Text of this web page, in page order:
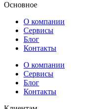
Основное
О компании
Сервисы
Блог
Контакты
О компании
Сервисы
Блог
Контакты